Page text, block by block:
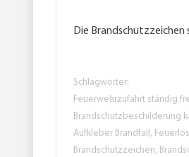
Die Brandschutzzeichen
Schlagwörter:
Feuerwehrzufahrt ständig
Brandschutzbeschilderung
Aufkleber Brandfall,
Brandschutzzeichen,